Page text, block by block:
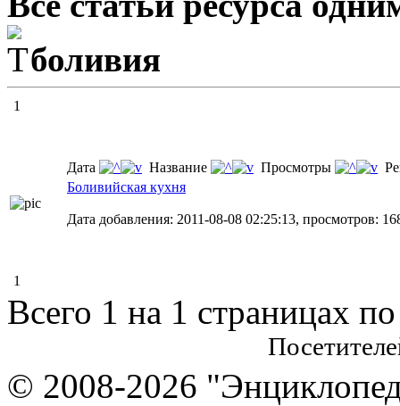
боливия
1
Дата Название Просмотры
Боливийская кухня
Дата добавления: 2011-08-08 02:25:13, просмотров:
1
Всего 1 на 1 страницах
© 2008-2026